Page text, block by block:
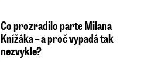
Co prozradilo parte Milana
Knížáka – a proč vypadá tak
nezvykle?